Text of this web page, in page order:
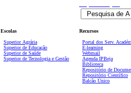
Escolas
Superior Agrária
Superior de Educação
Superior de Saúde
Superior de Tecnologia e Gestão
Recursos
Portal dos Serv.
E-learning
Webmail
Agenda IPBeja
Biblioteca
Repositório de
Repositório Científico
Balcão Único